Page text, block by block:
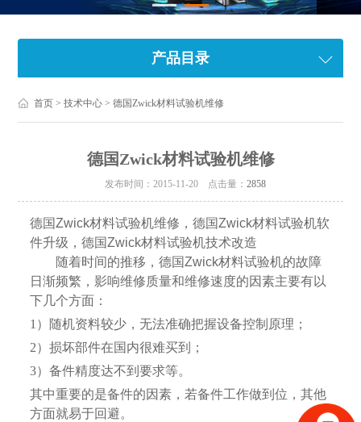
产品目录
首页 >技术中心 > 德国Zwick材料试验机维修
德国Zwick材料试验机维修
发布时间：2015-11-20 点击量： 2858
德国Zwick材料试验机维修，德国Zwick材料试验机软
件升级，德国Zwick材料试验机技术改造
随着时间的推移，德国Zwick材料试验机的故障
日渐频繁，影响维修质量和维修速度的因素主要有以
下几个方面：
1）随机资料较少，无法准确把握设备控制原理；
2）损坏部件在国内很难买到；
3）备件精度达不到要求等。
其中重要的是备件的因素，若备件工作做到位，其他
方面就易于回避。